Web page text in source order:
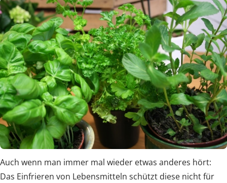
Auch wenn man immer mal wieder etwas anderes hört:
Das Einfrieren von Lebensmitteln schützt diese nicht für